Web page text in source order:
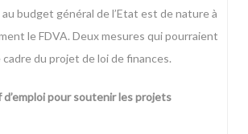
au budget général de l’Etat est de nature à
le FDVA. Deux mesures qui pourraient
du projet de loi de finances.
pour soutenir les projets